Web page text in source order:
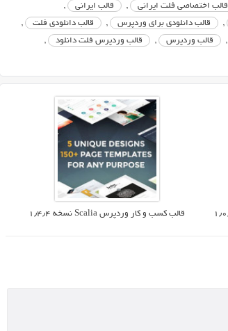
قالب اختصاصی فلت ایرانی , قالب ایرانی
,
, قالب دانلودی برای وردپرس , قالب دانلودی فلت
,
, قالب وردپرس , قالب وردپرس فلت دانلود
,
قالب کسب و کار وردپرس Scalia نسخه ۱٫۴٫۴